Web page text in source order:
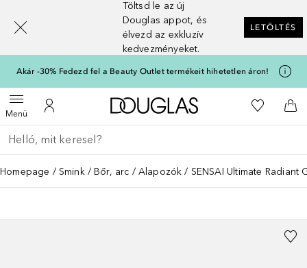
Töltsd le az új
Douglas appot, és
élvezd az exkluzív
kedvezményeket.
LETÖLTÉS
Akár -30% Fedezd fel a Beauty Outlet termékeit hihetetlen áron!
MenüMenü megnyitása
A fiókomhoz
A Douglas Főoldalra
A
Menj vissza
Keresés végrehajtása
Homepage Smink Bőr, arc Alapozók SENSAI Ultimate Radiant
[navigation.slideout.screenreader]